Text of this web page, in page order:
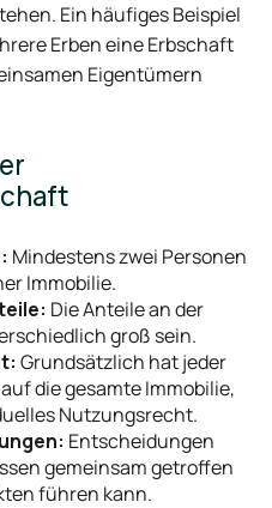
Ein häufiges Beispiel
Erben eine Erbschaft
Eigentümern
Mindestens zwei Personen
Immobilie.
Die Anteile an der
groß sein.
Grundsätzlich hat jeder
die gesamte Immobilie,
Nutzungsrecht.
Entscheidungen
gemeinsam getroffen
führen kann.